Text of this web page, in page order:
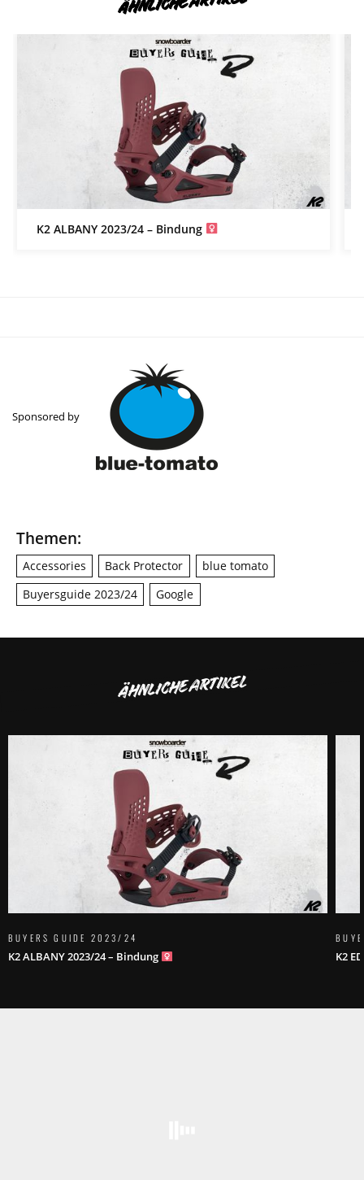
K2 ALBANY 2023/24 – Bindung
Sponsored by
Themen:
Accessories Back Protector
blue tomato
Buyersguide 2023/24
Google
ÄHNLICHE ARTIKEL
BUYERS GUIDE 2023/24
K2 ALBANY 2023/24 – Bindung K2